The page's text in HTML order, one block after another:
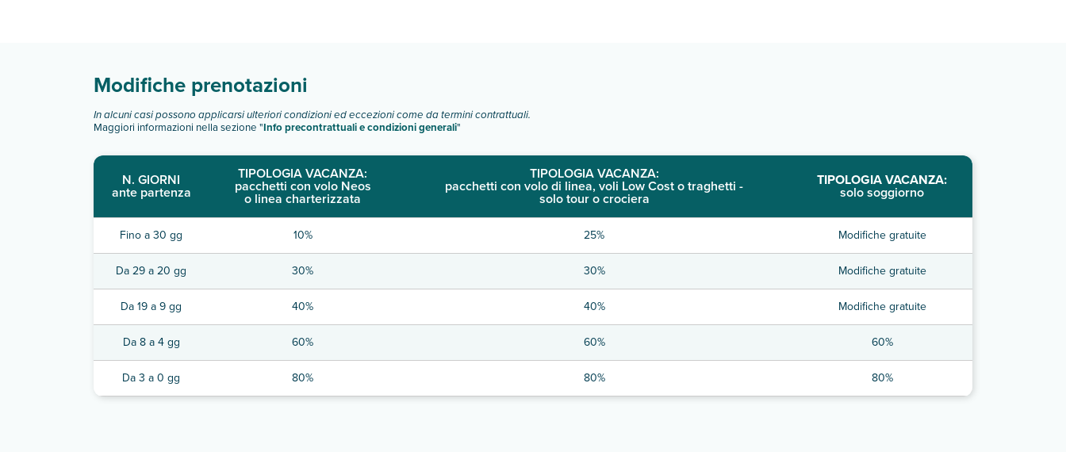
Modifiche prenotazioni
In alcuni casi possono applicarsi ulteriori condizioni ed eccezioni come da termini contrattuali.
Maggiori informazioni nella sezione "Info precontrattuali e condizioni generali"
N. GIORNI
ante partenza
TIPOLOGIA VACANZA:
pacchetti con volo Neos
o linea charterizzata
TIPOLOGIA VACANZA:
pacchetti con volo di linea, voli Low Cost o traghetti -
solo tour o crociera
TIPOLOGIA VACANZA:
solo soggiorno
Fino a 30 gg 10% 25% Modifiche gratuite
Da 29 a 20 gg 30% 30% Modifiche gratuite
Da 19 a 9 gg 40% 40% Modifiche gratuite
Da 8 a 4 gg 60% 60% 60%
Da 3 a 0 gg 80% 80% 80%